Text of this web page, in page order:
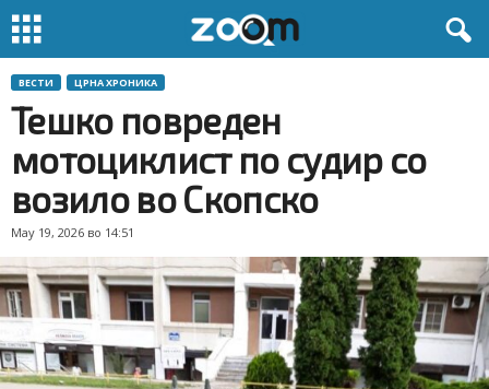
ВЕСТИ ЦРНА ХРОНИКА
Тешко повреден
мотоциклист по судир со
возило во Скопско
May 19, 2026 во 14:51